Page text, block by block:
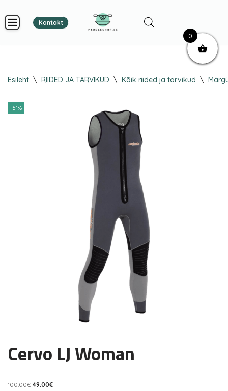
Skip
Kontakt
Esileht \ RIIDED JA TARVIKUD \ Kõik riided ja tarvikud \
-51%
Cervo LJ Woman
100.00€ 49.00€
0